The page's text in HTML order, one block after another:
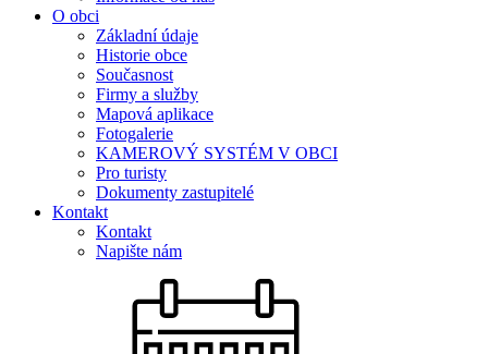
O obci
Základní údaje
Historie obce
Současnost
Firmy a služby
Mapová aplikace
Fotogalerie
KAMEROVÝ SYSTÉM V OBCI
Pro turisty
Dokumenty zastupitelé
Kontakt
Kontakt
Napište nám